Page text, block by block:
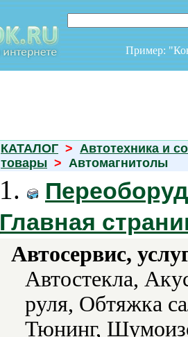
Пример:
КАТАЛОГ > Автотехника и
товары > Автомагнитолы
1.
Главная
Автосервис,
Автостекла,
руля, Обтяжка
Тюнинг,